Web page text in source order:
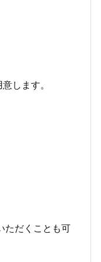
します。
ただくことも可